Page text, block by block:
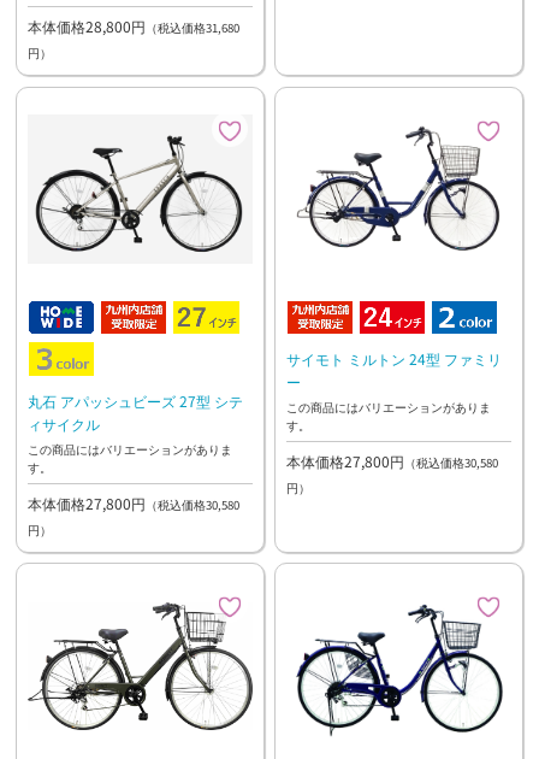
本体価格28,800円 （税込価格31,680
円）
丸石 アパッシュビーズ 27型 シテ
ィサイクル
この商品にはバリエーションがありま
す。
本体価格27,800円 （税込価格30,580
円）
サイモト ミルトン 24型 ファミリ
ー
この商品にはバリエーションがありま
す。
本体価格27,800円 （税込価格30,580
円）